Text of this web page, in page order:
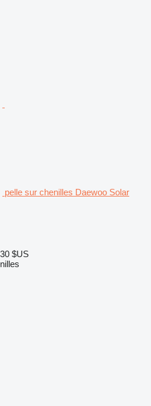
pelle sur chenilles Daewoo Solar
$US